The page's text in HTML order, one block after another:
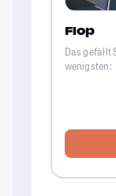
Flop
Das gefällt
wenigsten: